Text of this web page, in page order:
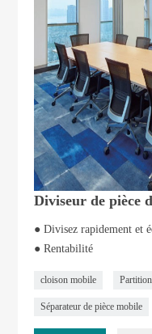
Diviseur de pièce
● Divisez rapidement et
● Rentabilité
cloison mobile
Séparateur de pièce mobile